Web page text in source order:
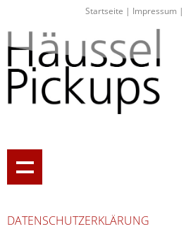
Startseite | Impressum |
DATENSCHUTZERKLÄRUNG